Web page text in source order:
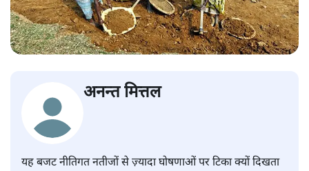
अनन्त मित्तल
यह बजट नीतिगत नतीजों से ज़्यादा घोषणाओं पर टिका क्यों दिखता